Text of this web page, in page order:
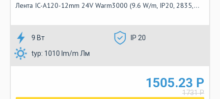
Лента IC-A120-12mm 24V Warm3000 (9.6 W/m, IP20, 2835,...
9 Вт
IP 20
typ: 1010 lm/m Лм
1505.23 Р
1731 Р